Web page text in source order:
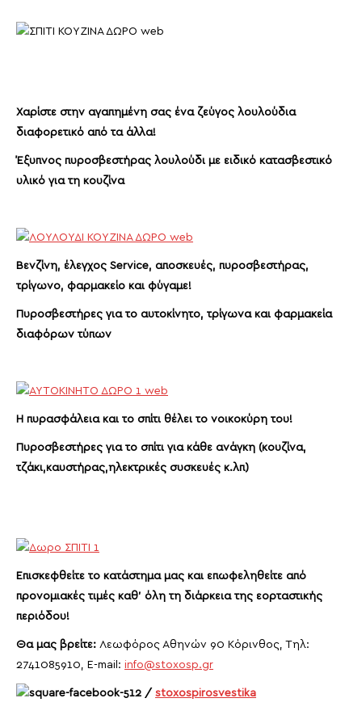
Χαρίστε στην αγαπημένη σας ένα ζεύγος λουλούδια
διαφορετικό από τα άλλα!
Έξυπνος πυροσβεστήρας λουλούδι με ειδικό κατασβεστικό
υλικό για τη κουζίνα
Βενζίνη, έλεγχος Service, αποσκευές, πυροσβεστήρας,
τρίγωνο, φαρμακείο και φύγαμε!
Πυροσβεστήρες για το αυτοκίνητο, τρίγωνα και φαρμακεία
διαφόρων τύπων
Η πυρασφάλεια και το σπίτι θέλει το νοικοκύρη του!
Πυροσβεστήρες για το σπίτι για κάθε ανάγκη (κουζίνα,
τζάκι,καυστήρας,ηλεκτρικές συσκευές κ.λπ)
Επισκεφθείτε το κατάστημα μας και επωφεληθείτε από
προνομιακές τιμές καθ’ όλη τη διάρκεια της εορταστικής
περιόδου!
Θα μας βρείτε: Λεωφόρος Αθηνών 90 Κόρινθος, Τηλ:
2741085910, E-mail: info@stoxosp.gr
/ stoxospirosvestika